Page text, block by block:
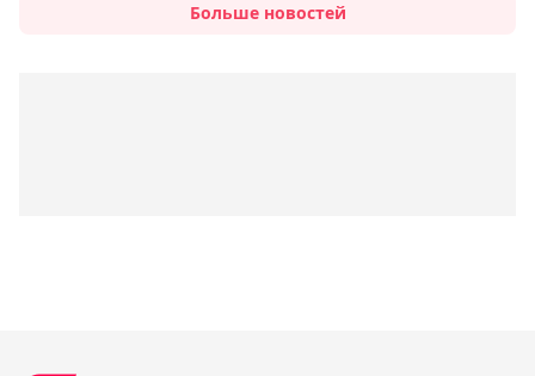
Больше новостей